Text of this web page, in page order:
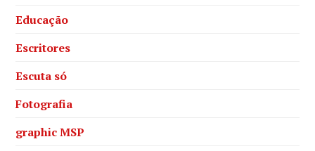
Educação
Escritores
Escuta só
Fotografia
graphic MSP